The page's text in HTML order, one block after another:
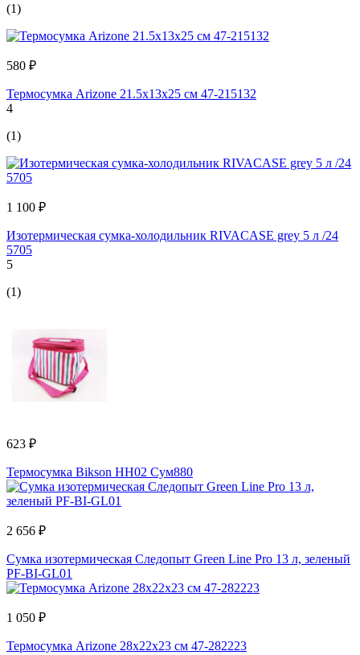
(1)
580 ₽
Термосумка Arizone 21.5x13x25 см 47-215132
4
(1)
1 100 ₽
Изотермическая сумка-холодильник RIVACASE grey 5 л /24
5705
5
(1)
623 ₽
Термосумка Bikson HH02 Сум880
2 656 ₽
Сумка изотермическая Следопыт Green Line Pro 13 л, зеленый
PF-BI-GL01
1 050 ₽
Термосумка Arizone 28x22x23 см 47-282223